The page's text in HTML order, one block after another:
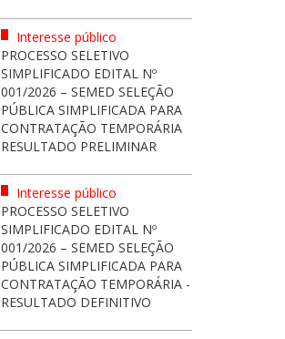
Interesse público
PROCESSO SELETIVO
SIMPLIFICADO EDITAL Nº
001/2026 – SEMED SELEÇÃO
PÚBLICA SIMPLIFICADA PARA
CONTRATAÇÃO TEMPORÁRIA
RESULTADO PRELIMINAR
Interesse público
PROCESSO SELETIVO
SIMPLIFICADO EDITAL Nº
001/2026 – SEMED SELEÇÃO
PÚBLICA SIMPLIFICADA PARA
CONTRATAÇÃO TEMPORÁRIA -
RESULTADO DEFINITIVO